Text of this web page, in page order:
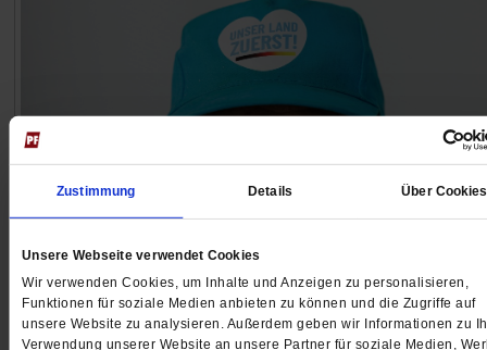
Zustimmung Details Über Cookies
Unsere Webseite verwendet Cookies
Wir verwenden Cookies, um Inhalte und Anzeigen zu personalisieren,
Funktionen für soziale Medien anbieten zu können und die Zugriffe auf
unsere Website zu analysieren. Außerdem geben wir Informationen zu
Verwendung unserer Website an unsere Partner für soziale Medien,
Vor der Wahl in Sachsen-Anhalt
Ein Land auf der Kippe
Die AfD steht kurz vor der absoluten Mehrheit im